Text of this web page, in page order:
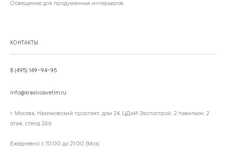
Освещение для продуманных интерьеров.
КОНТАКТЫ
8 (495) 149-94-95
info@krasivosvetim.ru
г. Москва, Нахимовский проспект, дом 24, ЦДиИ Экспострой, 2 павильон, 2
этаж, стенд 266
Ежедневно с 10:00 до 21:00 (Мск)